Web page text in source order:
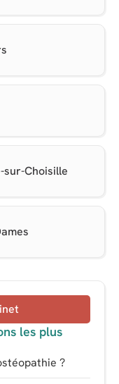
sur-Choisille
les plus
?